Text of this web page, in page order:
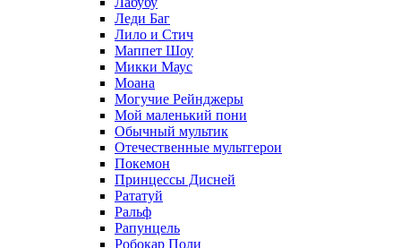
Леди Баг
Лило и Стич
Маппет Шоу
Микки Маус
Моана
Могучие Рейнджеры
Мой маленький пони
Обычный мультик
Отечественные мультгерои
Покемон
Принцессы Дисней
Рататуй
Ральф
Рапунцель
Робокар Поли